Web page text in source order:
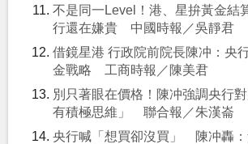
不是同一Level！港、星拚黃金結
行還在嫌貴 中國時報／吳靜君
借鏡星港 行政院前院長陳冲：央
金戰略 工商時報／陳美君
別只著眼在價格！陳冲強調央行
有積極思維」 聯合報／朱漢崙
央行喊「想買卻沒買」 陳冲轟